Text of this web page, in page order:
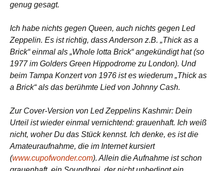
genug gesagt.
Ich habe nichts gegen Queen, auch nichts gegen Led
Zeppelin. Es ist richtig, dass Anderson z.B. „Thick as a
Brick“ einmal als „Whole lotta Brick“ angekündigt hat (so
1977 im Golders Green Hippodrome zu London). Und
beim Tampa Konzert von 1976 ist es wiederum „Thick as
a Brick“ als das berühmte Lied von Johnny Cash.
Zur Cover-Version von Led Zeppelins Kashmir: Dein
Urteil ist wieder einmal vernichtend: grauenhaft. Ich weiß
nicht, woher Du das Stück kennst. Ich denke, es ist die
Amateuraufnahme, die im Internet kursiert
(www.cupofwonder.com). Allein die Aufnahme ist schon